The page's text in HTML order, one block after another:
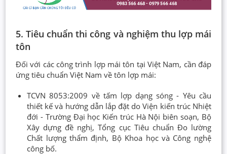
5. Tiêu chuẩn thi công và nghiệm thu lợp mái
tôn
Đối với các công trình lợp mái tôn tại Việt Nam, cần đáp
ứng tiêu chuẩn Việt Nam về tôn lợp mái:
TCVN 8053:2009 về tấm lợp dạng sóng - Yêu cầu
thiết kế và hướng dẫn lắp đặt do Viện kiến trúc Nhiệt
đới - Trường Đại học Kiến trúc Hà Nội biên soạn, Bộ
Xây dựng đề nghị, Tổng cục Tiêu chuẩn Đo lường
Chất lượng thẩm định, Bộ Khoa học và Công nghệ
công bố.